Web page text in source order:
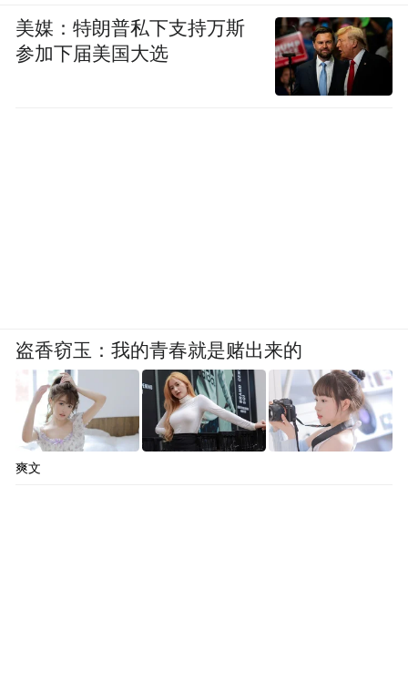
美媒：特朗普私下支持万斯
参加下届美国大选
盗香窃玉：我的青春就是赌出来的
爽文